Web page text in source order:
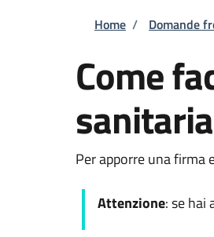
Briciole
Home / Domande
Come
Per apporre una firma
Attenzione: se hai